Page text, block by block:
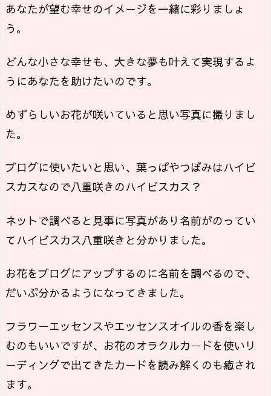
あなたが望む幸せのイメージを一緒に彩りましょ
う。
どんな小さな幸せも、大きな夢も叶えて実現するよ
うにあなたを助けたいのです。
めずらしいお花が咲いていると思い写真に撮りまし
た。
ブログに使いたいと思い、葉っぱやつぼみはハイビ
スカスなので八重咲きのハイビスカス？
ネットで調べると見事に写真があり名前がのってい
てハイビスカス八重咲きと分かりました。
お花をブログにアップするのに名前を調べるので、
だいぶ分かるようになってきました。
フラワーエッセンスやエッセンスオイルの香を楽し
むのもいいですが、お花のオラクルカードを使いリ
ーディングで出てきたカードを読み解くのも癒され
ます。